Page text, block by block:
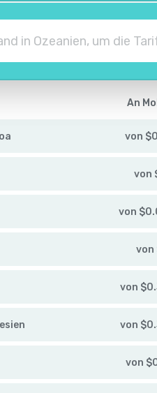
An
von $
von
von $
von
von $
von $
von $